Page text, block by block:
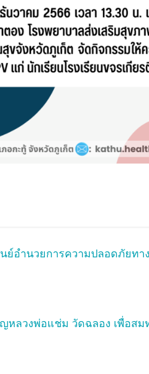
ย์อำนวยการความปลอดภัย
หลวงพ่อแช่ม วัดฉลอง เพื่อสม